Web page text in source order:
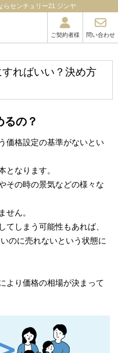
らセンチュリー21 ジンヤ
ご契約者様 問い合わせ